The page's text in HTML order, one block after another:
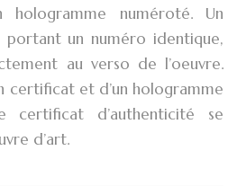
hologramme numéroté. Un
portant un numéro identique,
au verso de l’oeuvre.
certificat et d’un hologramme
certificat d’authenticité se
d’art.